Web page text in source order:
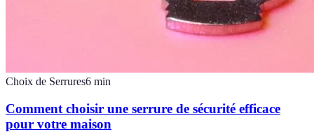
Choix de Serrures6 min
Comment choisir une serrure de sécurité efficace
pour votre maison